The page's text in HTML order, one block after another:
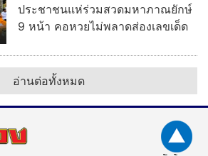
ประชาชนแห่ร่วมสวดมหาภาณยักษ์
9 หน้า คอหวยไม่พลาดส่องเลขเด็ด
อ่านต่อทั้งหมด